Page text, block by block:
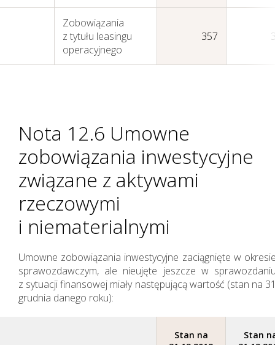
Zobowiązania
z tytułu leasingu
operacyjnego
357
Nota 12.6 Umowne
zobowiązania inwestycyjne
związane z aktywami
rzeczowymi
i niematerialnymi
Umowne zobowiązania inwestycyjne zaciągnięte w
sprawozdawczym, ale nieujęte jeszcze w
z sytuacji finansowej miały następującą wartość (stan na
grudnia danego roku):
Stan na
Stan